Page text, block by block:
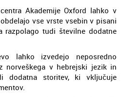
Akademije Oxford lahko v
vse vrste vsebin v pisani
razpolago tudi številne dodatne
lahko izvedejo neposredno
norveškega v hebrejski jezik in
dodatna storitev, ki vključuje